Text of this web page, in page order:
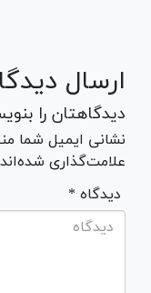
ارسال
دیدگاهتان را
نشانی ایمیل شما
علامت‌گذاری
* دیدگاه